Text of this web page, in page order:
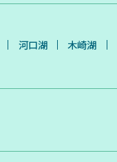
河口湖
木崎湖